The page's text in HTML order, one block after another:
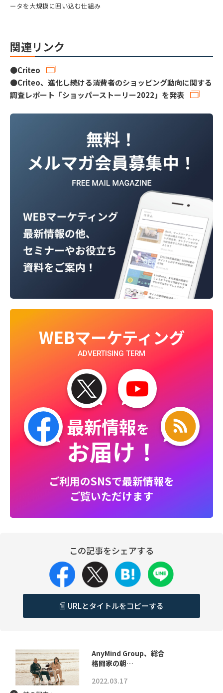
ータを大規模に囲い込む仕組み
関連リンク
●Criteo
●Criteo、進化し続ける消費者のショッピング動向に関する
調査レポート「ショッパーストーリー2022」を発表
WEBマーケティング
ADVERTISING TERM
最新情報を
お届け！
ご利用のSNSで最新情報を
ご覧いただけます
この記事をシェアする
URLとタイトルをコピーする
AnyMind Group、総合
格闘家の朝…
2022.03.17